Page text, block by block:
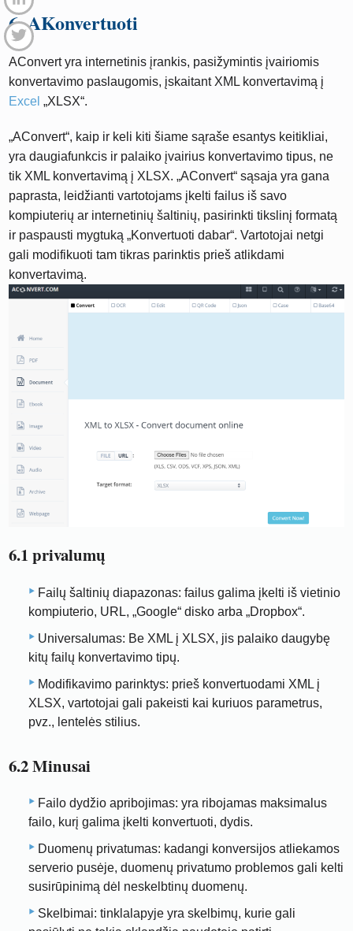
6. AKonvertuoti
AConvert yra internetinis įrankis, pasižymintis įvairiomis
konvertavimo paslaugomis, įskaitant XML konvertavimą į
Excel „XLSX“.
„AConvert“, kaip ir keli kiti šiame sąraše esantys keitikliai,
yra daugiafunkcis ir palaiko įvairius konvertavimo tipus, ne
tik XML konvertavimą į XLSX. „AConvert“ sąsaja yra gana
paprasta, leidžianti vartotojams įkelti failus iš savo
kompiuterių ar internetinių šaltinių, pasirinkti tikslinį formatą
ir paspausti mygtuką „Konvertuoti dabar“. Vartotojai netgi
gali modifikuoti tam tikras parinktis prieš atlikdami
konvertavimą.
6.1 privalumų
Failų šaltinių diapazonas: failus galima įkelti iš vietinio
kompiuterio, URL, „Google“ disko arba „Dropbox“.
Universalumas: Be XML į XLSX, jis palaiko daugybę
kitų failų konvertavimo tipų.
Modifikavimo parinktys: prieš konvertuodami XML į
XLSX, vartotojai gali pakeisti kai kuriuos parametrus,
pvz., lentelės stilius.
6.2 Minusai
Failo dydžio apribojimas: yra ribojamas maksimalus
failo, kurį galima įkelti konvertuoti, dydis.
Duomenų privatumas: kadangi konversijos atliekamos
serverio pusėje, duomenų privatumo problemos gali kelti
susirūpinimą dėl neskelbtinų duomenų.
Skelbimai: tinklalapyje yra skelbimų, kurie gali